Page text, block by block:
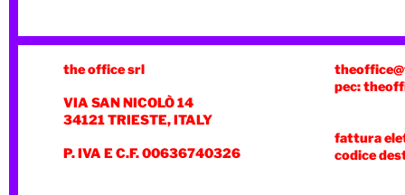
the office srl
VIA SAN NICOLÒ 14
34121 TRIESTE, ITALY
P. IVA E C.F. 00636740326
pec:
fattura
codice